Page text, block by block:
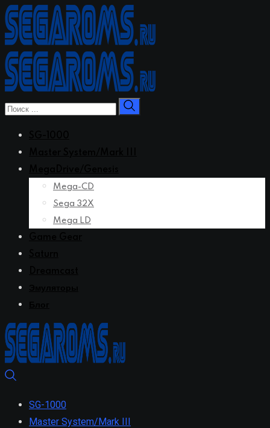
Перейти
к
контенту
Mega-CD
Sega 32X
Mega LD
SG-1000
Master System/Mark III